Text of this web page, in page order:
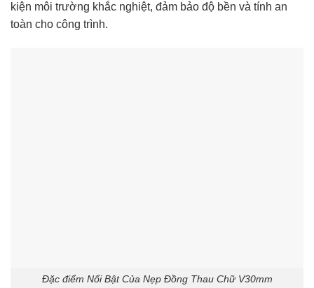
kiện môi trường khắc nghiệt, đảm bảo độ bền và tính an
toàn cho công trình.
Đặc điểm Nổi Bật Của Nẹp Đồng Thau Chữ V30mm